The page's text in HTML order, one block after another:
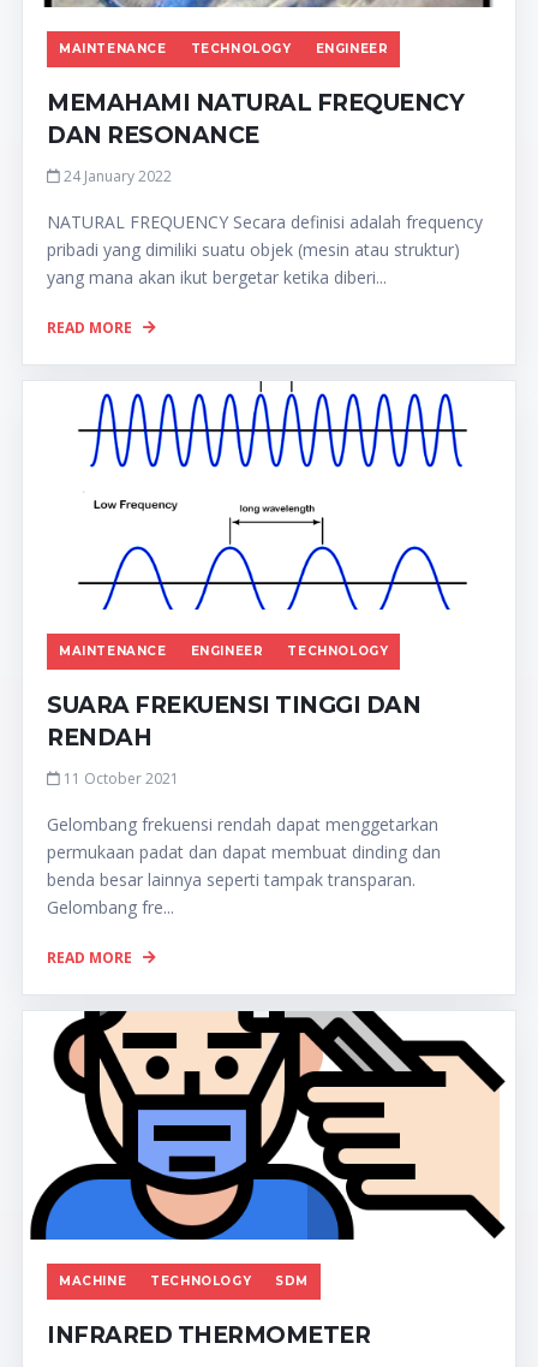
MAINTENANCE TECHNOLOGY ENGINEER
MEMAHAMI NATURAL FREQUENCY
DAN RESONANCE
24 January 2022
NATURAL FREQUENCY Secara definisi adalah frequency
pribadi yang dimiliki suatu objek (mesin atau struktur)
yang mana akan ikut bergetar ketika diberi...
READ MORE
MAINTENANCE ENGINEER TECHNOLOGY
SUARA FREKUENSI TINGGI DAN
RENDAH
11 October 2021
Gelombang frekuensi rendah dapat menggetarkan
permukaan padat dan dapat membuat dinding dan
benda besar lainnya seperti tampak transparan.
Gelombang fre...
READ MORE
MACHINE TECHNOLOGY SDM
INFRARED THERMOMETER